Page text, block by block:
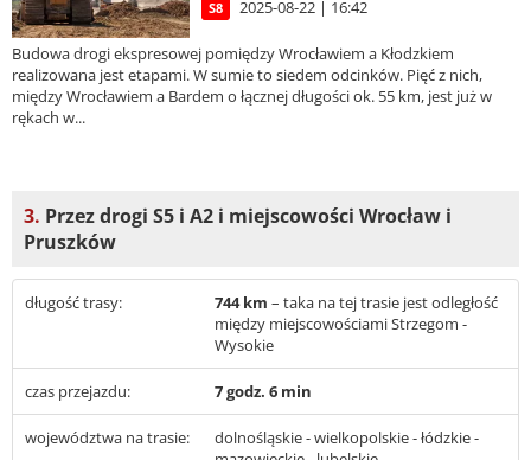
S8 2025-08-22 | 16:42
Budowa drogi ekspresowej pomiędzy Wrocławiem a Kłodzkiem
realizowana jest etapami. W sumie to siedem odcinków. Pięć z nich,
między Wrocławiem a Bardem o łącznej długości ok. 55 km, jest już w
rękach w...
3. Przez drogi S5 i A2 i miejscowości Wrocław i
Pruszków
długość trasy: 744 km – taka na tej trasie jest odległość
między miejscowościami Strzegom -
Wysokie
czas przejazdu: 7 godz. 6 min
województwa na trasie:
dolnośląskie - wielkopolskie - łódzkie -